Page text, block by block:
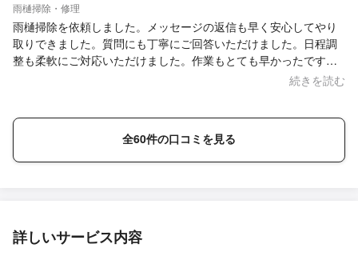
雨樋掃除・修理
雨樋掃除を依頼しました。メッセージの返信も早く安心してやり
取りできました。質問にも丁寧にご回答いただけました。日程調
整も柔軟にご対応いただけました。作業もとても早かったです。
続きを読む
全60件の口コミを見る
詳しいサービス内容